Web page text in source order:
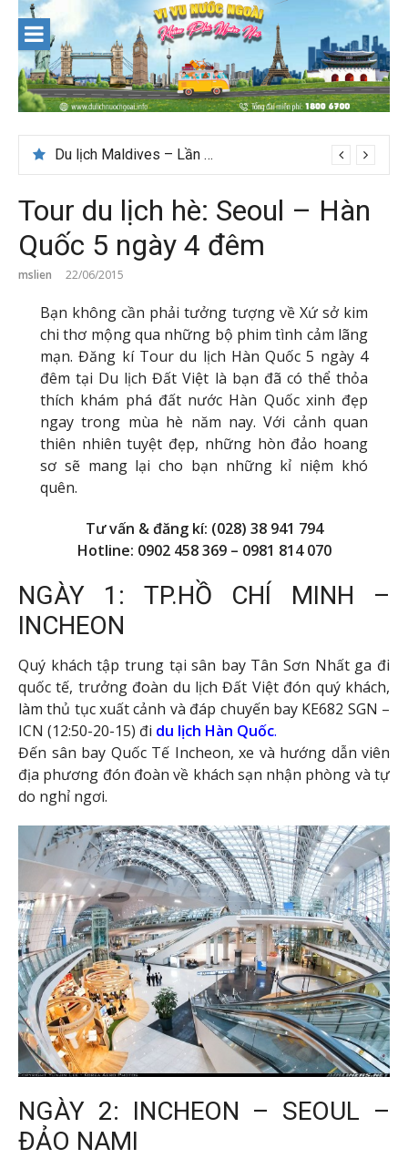
content
Du lịch Maldives – Lần đầu nên đi đâu, chơi gì?
Tour du lịch hè: Seoul – Hàn
Quốc 5 ngày 4 đêm
mslien 22/06/2015
Bạn không cần phải tưởng tượng về Xứ sở kim
chi thơ mộng qua những bộ phim tình cảm lãng
mạn. Đăng kí Tour du lịch Hàn Quốc 5 ngày 4
đêm tại Du lịch Đất Việt là bạn đã có thể thỏa
thích khám phá đất nước Hàn Quốc xinh đẹp
ngay trong mùa hè năm nay. Với cảnh quan
thiên nhiên tuyệt đẹp, những hòn đảo hoang
sơ sẽ mang lại cho bạn những kỉ niệm khó
quên.
Tưvấn & đăng kí: (028) 38 941 794
Hotline: 0902 458 369 – 0981 814 070
NGÀY 1: TP.HỒ CHÍ MINH –
INCHEON
Quý khách tập trung tại sân bay Tân Sơn Nhất ga đi
quốc tế, trưởng đoàn du lịch Đất Việt đón quý khách,
làm thủ tục xuất cảnh và đáp chuyến bay KE682 SGN –
ICN (12:50-20-15) đi du lịch Hàn Quốc.
Đến sân bay Quốc Tế Incheon, xe và hướng dẫn viên
địa phương đón đoàn về khách sạn nhận phòng và tự
do nghỉ ngơi.
NGÀY 2: INCHEON – SEOUL –
ĐẢO NAMI